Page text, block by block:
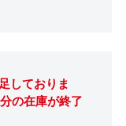
しておりま
の在庫が終了